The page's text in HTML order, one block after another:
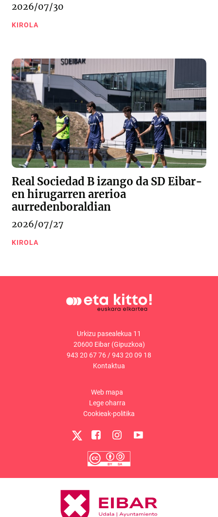
2026/07/30
KIROLA
Real Sociedad B izango da SD Eibar-
en hirugarren arerioa
aurredenboraldian
2026/07/27
KIROLA
Urkizu pasealekua 11
20600 Eibar (Gipuzkoa)
943 20 67 76 /943 20 09 18
Kontaktua
Web mapa
Lege oharra
Cookieak-politika